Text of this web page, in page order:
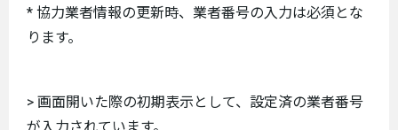
* 協力業者情報の更新時、業者番号の入力は必須とな
ります。
> 画面開いた際の初期表示として、設定済の業者番号
が入力されています。